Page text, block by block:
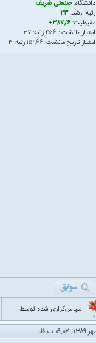
دانشگاه:صنعتی شریف
رتبه ارشد:۲۳
مقبولیت:۳۸۷/۶+
امتیاز مانشت : ۴۵۶رتبه:۳۷
امتیاز تاریخ مانشت: ۱۵۹۶۶رتبه:۳
سپاس‌گزاری شده توسط: